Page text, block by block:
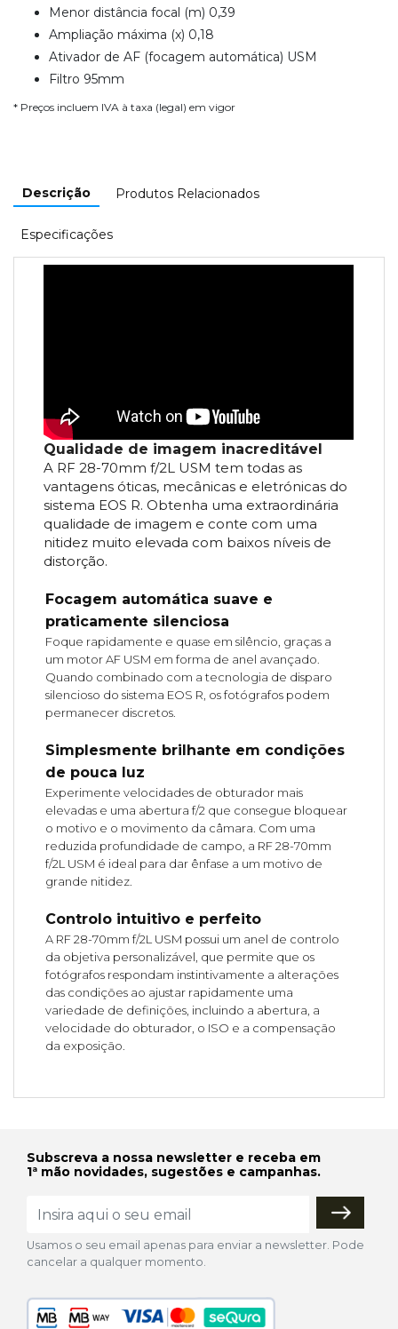
Menor distância focal (m) 0,39
Ampliação máxima (x) 0,18
Ativador de AF (focagem automática) USM
Filtro 95mm
* Preços incluem IVA à taxa (legal) em vigor
Descrição Produtos Relacionados
Especificações
Qualidade de imagem inacreditável
A RF 28-70mm f/2L USM tem todas as
vantagens óticas, mecânicas e eletrónicas do
sistema EOS R. Obtenha uma extraordinária
qualidade de imagem e conte com uma
nitidez muito elevada com baixos níveis de
distorção.
Focagem automática suave e
praticamente silenciosa
Foque rapidamente e quase em silêncio, graças a
um motor AF USM em forma de anel avançado.
Quando combinado com a tecnologia de disparo
silencioso do sistema EOS R, os fotógrafos podem
permanecer discretos.
Simplesmente brilhante em condições
de pouca luz
Experimente velocidades de obturador mais
elevadas e uma abertura f/2 que consegue bloquear
o motivo e o movimento da câmara. Com uma
reduzida profundidade de campo, a RF 28-70mm
f/2L USM é ideal para dar ênfase a um motivo de
grande nitidez.
Controlo intuitivo e perfeito
A RF 28-70mm f/2L USM possui um anel de controlo
da objetiva personalizável, que permite que os
fotógrafos respondam instintivamente a alterações
das condições ao ajustar rapidamente uma
variedade de definições, incluindo a abertura, a
velocidade do obturador, o ISO e a compensação
da exposição.
Subscreva a nossa newsletter e receba em
1ª mão novidades, sugestões e campanhas.
Usamos o seu email apenas para enviar a newsletter. Pode
cancelar a qualquer momento.